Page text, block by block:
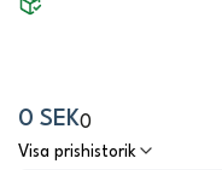
0 SEK0
Visa prishistorik